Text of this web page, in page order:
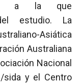
a la que
estudio. La
Asiática
Australiana
Nacional
sida y el Centro